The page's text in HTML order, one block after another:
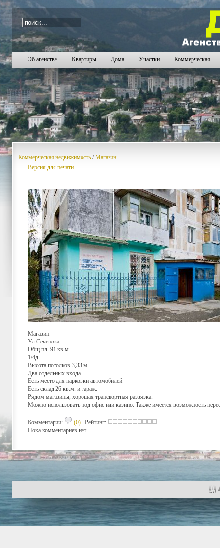
i=690
Об агенстве Квартиры Дома Участки Коммерческая
Коммерческая недвижимость /Магазин
Версия для печати
Магазин
Ул.Сеченова
Общ.пл. 91 кв.м.
1/4д.
Высота потолков 3,33 м
Два отдельных входа
Есть место для парковки автомобилей
Есть склад 26 кв.м. и гараж.
Рядом магазины, хорошая транспортная развязка.
Можно использовать под офис или казино. Также имеется возможность
Комментарии: (0) Рейтинг:
Пока комментариев нет